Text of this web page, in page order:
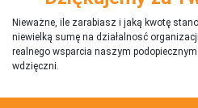
Nieważne, ile zarabiasz i jaką kwotę
niewielką sumę na działalnosć
realnego wsparcia naszym
wdzięczni.